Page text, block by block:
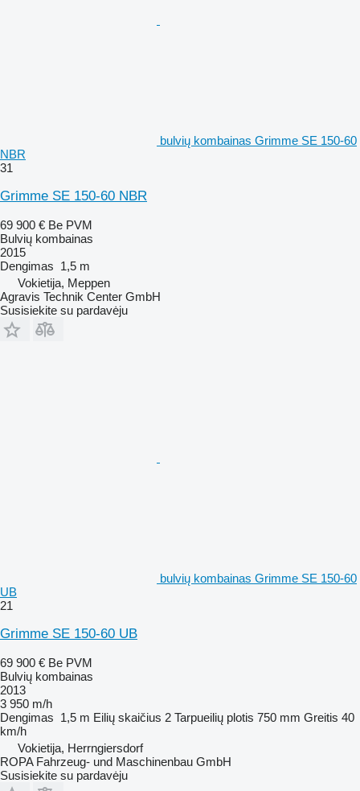
bulvių kombainas Grimme SE 150-60
NBR
31
Grimme SE 150-60 NBR
69 900 € Be PVM
Bulvių kombainas
2015
Dengimas 1,5 m
Vokietija, Meppen
Agravis Technik Center GmbH
Susisiekite su pardavėju
bulvių kombainas Grimme SE 150-60
UB
21
Grimme SE 150-60 UB
69 900 € Be PVM
Bulvių kombainas
2013
3 950 m/h
Dengimas 1,5 m Eilių skaičius 2 Tarpueilių plotis 750 mm Greitis 40
km/h
Vokietija, Herrngiersdorf
ROPA Fahrzeug- und Maschinenbau GmbH
Susisiekite su pardavėju